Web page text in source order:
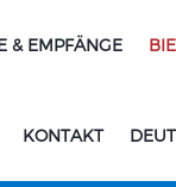
& EMPFÄNGE
KONTAKT